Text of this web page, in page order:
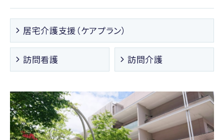
居宅介護支援（ケアプラン）
訪問看護 訪問介護